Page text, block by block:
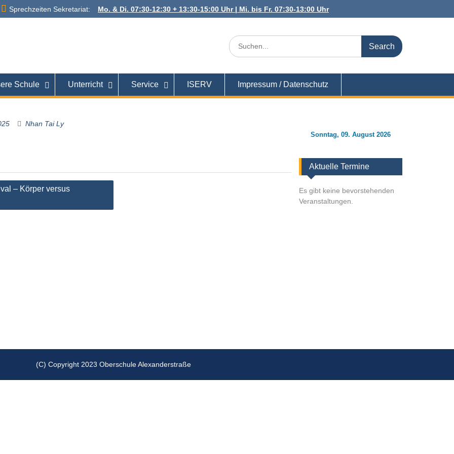
Sprechzeiten Sekretariat: Mo. & Di. 07:30-12:30 + 13:30-15:00 Uhr | Mi. bis Fr. 07:30-13:00 Uhr
Search
for:
Schule Unterricht Service ISERV Impressum / Datenschutz
Nhan Tai Ly
– Körper versus
Sonntag, 09. August 2026
Aktuelle Termine
Es gibt keine bevorstehenden
Veranstaltungen.
(C) Copyright 2023 Oberschule Alexanderstraße